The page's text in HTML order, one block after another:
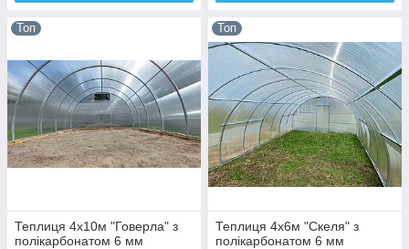
Топ
Теплиця 4х10м "Говерла" з
полікарбонатом 6 мм
Топ
Теплиця 4х6м "Скеля" з
полікарбонатом 6 мм